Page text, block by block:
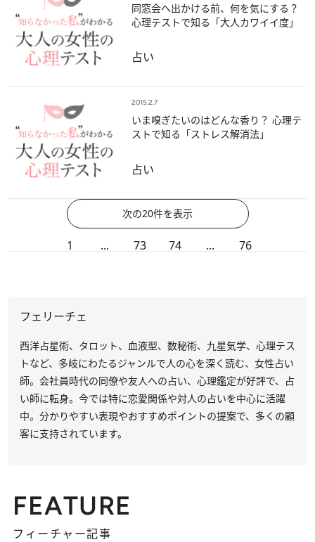
同窓会へ出かける前、何を気にする？
心理テストで知る「大人カワイイ度」
占い
2015.2.7
いま嗅ぎたいのはどんな香り？ 心理テ
ストで知る「ストレス解消法」
占い
次の20件を表示
1 ... 73 74 ... 76
フェリーチェ
西洋占星術、タロット、血液型、数秘術、九星気学、心理テス
トなど、多岐にわたるジャンルで人の心を深く読む、女性占い
師。会社員時代の同僚や友人への占い、心理鑑定が好評で、占
い師に転身。今では特に恋愛関係や対人の占いを中心に活躍
中。分かりやすい表現やおすすめポイントの提案で、多くの顧
客に支持されています。
FEATURE
フィーチャー記事